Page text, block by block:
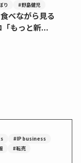
り #野島健児
べながら見る
もっと新...
#IP business
#転売